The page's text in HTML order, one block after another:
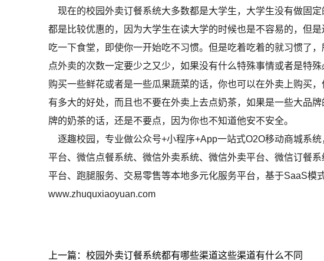
现在的校园外卖订餐系统大多数都是大学生，大学生没有做固
都是比较优惠的，因为大学生在读大学的时候也是不容易的，但
吃一下食堂，即使你一开始吃不习惯。但是吃着吃着的就习惯了
点外卖的次数一定要少之又少，如果没有什么特殊事情或者是特
购买一些鲜花或者是一些瓜果蔬菜的话，你也可以在外卖上购买
有多大的好处，而且也不要在外卖上去点奶茶，如果是一些大品
牌的奶茶的话，还是不要点，因为你也不知道他安不安全。
逐趣校园，专业做公众号+小程序+App一站式O2O移动商城系
平台、微信点餐系统、微信外卖系统、微信外卖平台、微信订餐
平台、跑腿服务、交易零售等本地多元化服务平台，基于SaaS模
www.zhuquxiaoyuan.com
上一篇：校园外卖订餐系统都有哪些渠道这些渠道有什么不同